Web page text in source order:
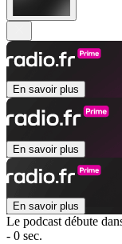
En savoir plus
En savoir plus
En savoir plus
Le podcast débute
- 0 sec.